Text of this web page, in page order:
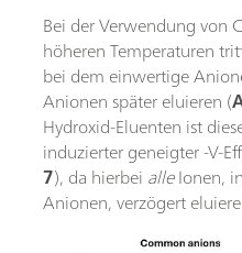
Bei der Verwendung von
höheren Temperaturen
bei dem einwertige
Anionen später eluieren (
Hydroxid-Eluenten ist
induzierter geneigter -V-
7), da hierbei alleIonen,
Anionen, verzögert